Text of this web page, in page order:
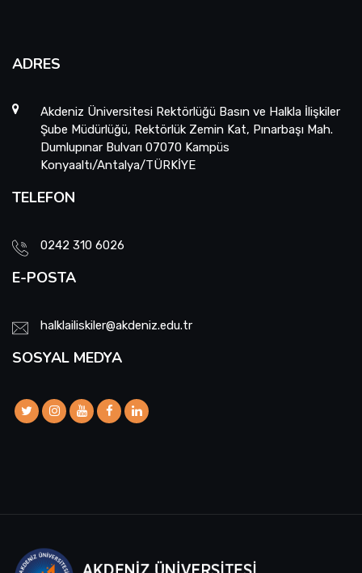
ADRES
Akdeniz Üniversitesi Rektörlüğü Basın ve Halkla İlişkiler
Şube Müdürlüğü, Rektörlük Zemin Kat, Pınarbaşı Mah.
Dumlupınar Bulvarı 07070 Kampüs
Konyaaltı/Antalya/TÜRKİYE
TELEFON
0242 310 6026
E-POSTA
halklailiskiler@akdeniz.edu.tr
SOSYAL MEDYA